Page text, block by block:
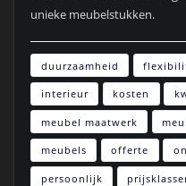
unieke meubelstukken.
duurzaamheid
interieur kosten
meubel maatwerk
meubels offerte
persoonlijk